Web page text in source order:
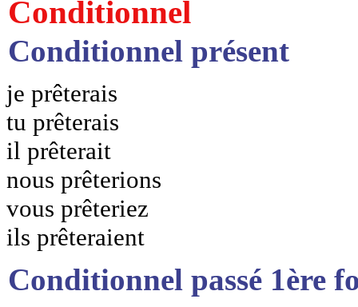
Conditionnel
Conditionnel présent
je prêterais
tu prêterais
il prêterait
nous prêterions
vous prêteriez
ils prêteraient
Conditionnel passé 1ère